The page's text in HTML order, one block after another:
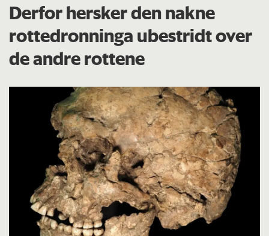
Derfor hersker den nakne
rottedronninga ubestridt over
de andre rottene